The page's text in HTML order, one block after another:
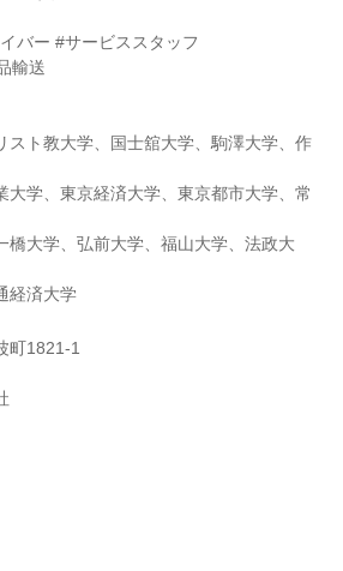
バー #サービススタッフ
輸送
スト教大学、国士舘大学、駒澤大学、作
大学、東京経済大学、東京都市大学、常
橋大学、弘前大学、福山大学、法政大
経済大学
町1821-1